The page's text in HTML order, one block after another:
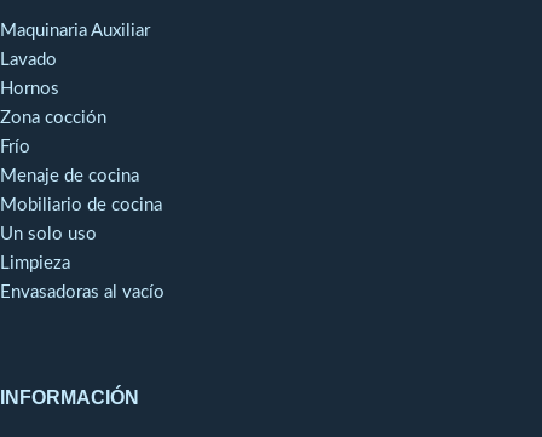
Maquinaria Auxiliar
Lavado
Hornos
Zona cocción
Frío
Menaje de cocina
Mobiliario de cocina
Un solo uso
Limpieza
Envasadoras al vacío
INFORMACIÓN